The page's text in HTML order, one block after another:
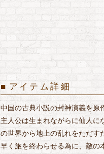
アイテム詳細
中国の古典小説の封神演義を原
主人公は生まれながらに仙人に
の世界から地上の乱れをただす
早く旅を終わらせる為に、敵の